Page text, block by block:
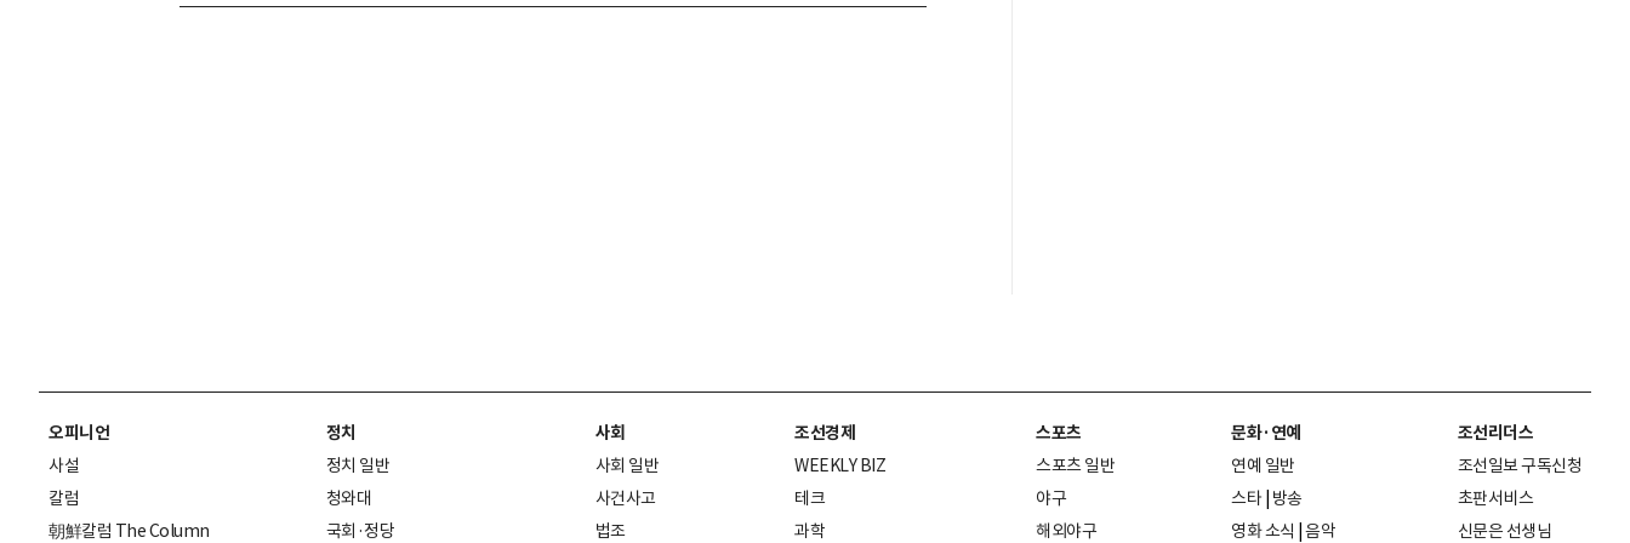
오피니언
사설
칼럼
朝鮮칼럼 The Column
정치
정치 일반
청와대
국회·정당
사회
사회 일반
사건사고
법조
조선경제
WEEKLY BIZ
테크
과학
스포츠
스포츠 일반
야구
해외야구
문화·연예
연예 일반
스타 방송
영화 소식 음악
조선리더스
조선일보 구독신청
초판서비스
신문은 선생님